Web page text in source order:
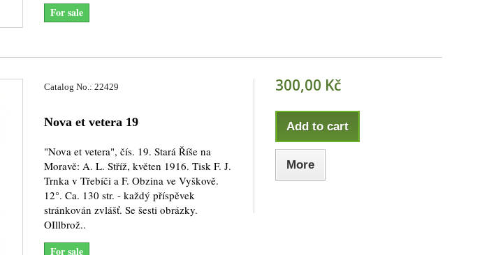
For sale
Catalog No.: 22429
Nova et vetera 19
"Nova et vetera", čís. 19. Stará Říše na
Moravě: A. L. Stříž, květen 1916. Tisk F. J.
Trnka v Třebíči a F. Obzina ve Vyškově.
12°. Ca. 130 str. - každý příspěvek
stránkován zvlášť. Se šesti obrázky.
OIllbrož..
For sale
300,00 Kč
Add to cart
More